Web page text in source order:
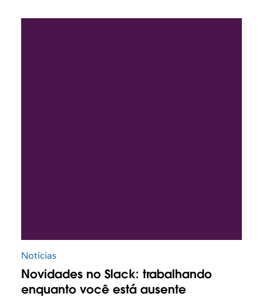
Notícias
Novidades no Slack: trabalhando
enquanto você está ausente